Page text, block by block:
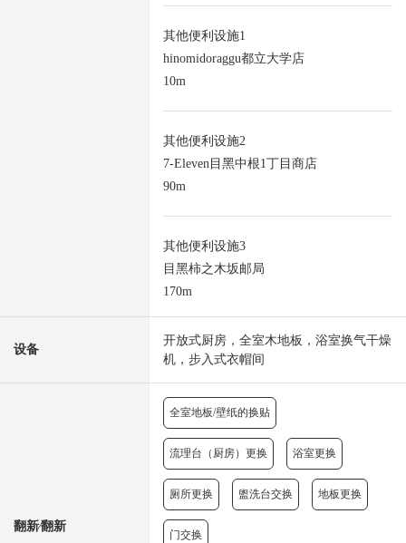
其他便利设施1
hinomidoraggu都立大学店
10m
其他便利设施2
7-Eleven目黑中根1丁目商店
90m
其他便利设施3
目黑柿之木坂邮局
170m
设备
开放式厨房，全室木地板，浴室换气干燥
机，步入式衣帽间
翻新⁄翻新
全室地板/壁纸的换贴
流理台（厨房）更换 浴室更换
厕所更换 盥洗台交换 地板更换
门交换